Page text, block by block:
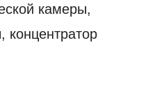
камеры,
концентратор